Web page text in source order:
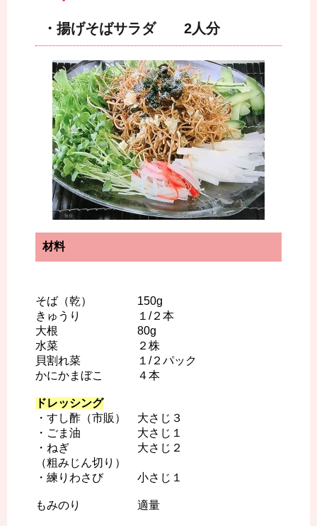
・揚げそばサラダ 2人分
材料
そば（乾） 150g
きゅうり １/２本
大根 80g
水菜 ２株
貝割れ菜 １/２パック
かにかまぼこ ４本
ドレッシング
・すし酢（市販） 大さじ３
・ごま油 大さじ１
・ねぎ 大さじ２
（粗みじん切り）
・練りわさび 小さじ１
もみのり 適量